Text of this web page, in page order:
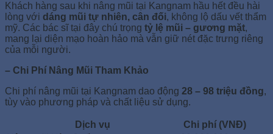
Khách hàng sau khi nâng mũi tại Kangnam hầu hết đều hài
lòng với dáng mũi tự nhiên, cân đối, không lộ dấu vết thẩm
mỹ. Các bác sĩ tại đây chú trọng tỷ lệ mũi – gương mặt,
mang lại diện mạo hoàn hảo mà vẫn giữ nét đặc trưng riêng
của mỗi người.
– Chi Phí Nâng Mũi Tham Khảo
Chi phí nâng mũi tại Kangnam dao động 28 – 98 triệu đồng,
tùy vào phương pháp và chất liệu sử dụng.
Dịch vụ
Chi phí (VNĐ)